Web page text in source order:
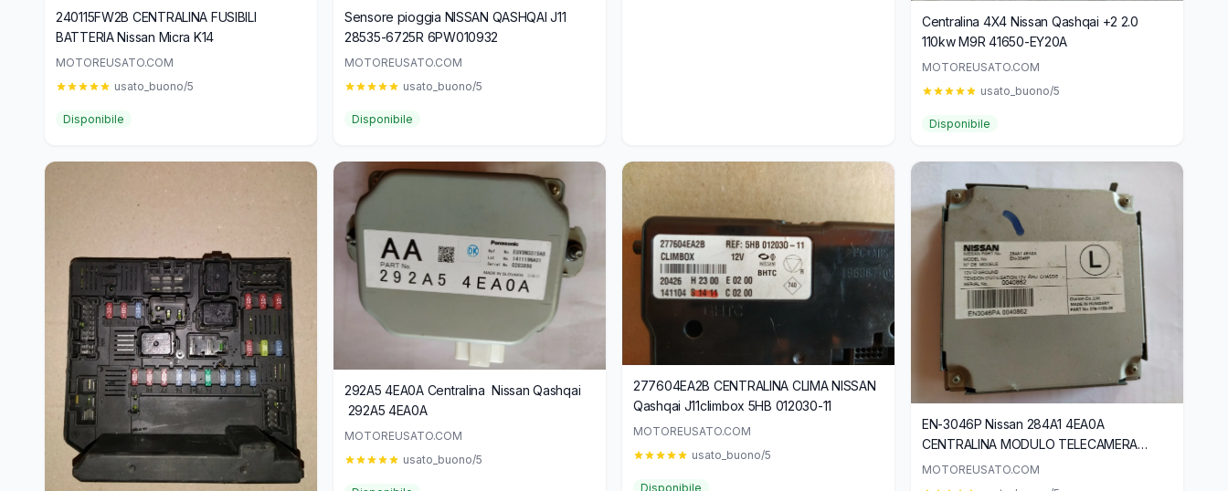
240115FW2B CENTRALINA FUSIBILI
BATTERIA Nissan Micra K14
MOTOREUSATO.COM
usato_buono/5
Disponibile
Sensore pioggia NISSAN QASHQAI J11
28535-6725R 6PW010932
MOTOREUSATO.COM
usato_buono/5
Disponibile
Centralina 4X4 Nissan Qashqai +2 2.0
110kw M9R 41650-EY20A
MOTOREUSATO.COM
usato_buono/5
Disponibile
292A5 4EA0A Centralina Nissan Qashqai
292A5 4EA0A
MOTOREUSATO.COM
usato_buono/5
277604EA2B CENTRALINA CLIMA NISSAN
Qashqai J11climbox 5HB 012030-11
MOTOREUSATO.COM
usato_buono/5
Disponibile
EN-3046P Nissan 284A1 4EA0A
CENTRALINA MODULO TELECAMERA
NISSAN QASHQAI J11
MOTOREUSATO.COM